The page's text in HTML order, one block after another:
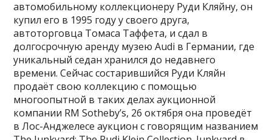
автомобильному коллекционеру Руди Кляйну, он
купил его в 1995 году у своего друга,
автоторговца Томаса Таффета, и сдал в
долгосрочную аренду музею Audi в Германии, где
уникальный седан хранился до недавнего
времени. Сейчас состарившийся Руди Кляйн
продаёт свою коллекцию с помощью
многоопытной в таких делах аукционной
компании RM Sotheby’s, 26 октября она проведёт
в Лос-Анджелесе аукцион с говорящим названием